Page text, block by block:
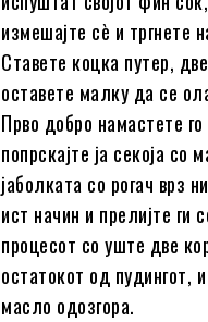
измешајте сè и тргнете
Ставете коцка путер,
оставете малку да се
Прво добро намастете
попрскајте ја секоја
јаболката со рогач врз
ист начин и прелијте ги
процесот со уште две
остатокот од пудингот,
масло одозгора.